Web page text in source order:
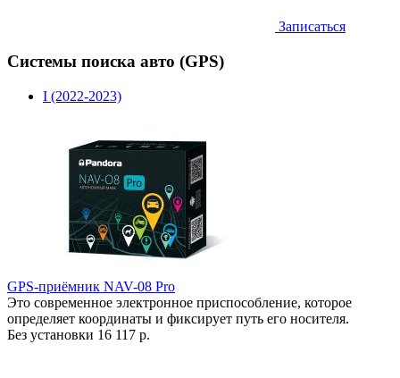
Записаться
Системы поиска авто (GPS)
I (2022-2023)
GPS-приёмник NAV-08 Pro
Это современное электронное приспособление, которое
определяет координаты и фиксирует путь его носителя.
Без установки 16 117 р.